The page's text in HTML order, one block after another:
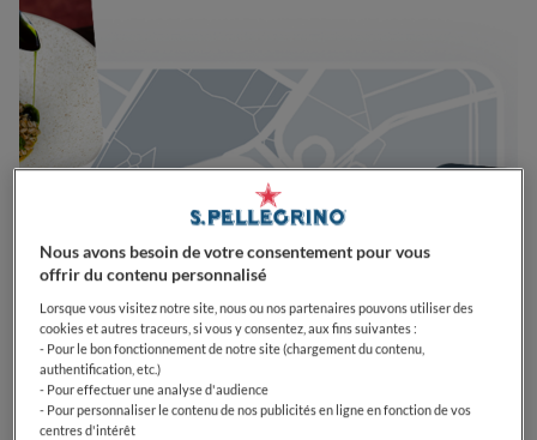
Nous avons besoin de votre consentement pour vous
offrir du contenu personnalisé
Lorsque vous visitez notre site, nous ou nos partenaires pouvons utiliser des
cookies et autres traceurs, si vous y consentez, aux fins suivantes :
- Pour le bon fonctionnement de notre site (chargement du contenu,
authentification, etc.)
- Pour effectuer une analyse d'audience
- Pour personnaliser le contenu de nos publicités en ligne en fonction de vos
centres d'intérêt